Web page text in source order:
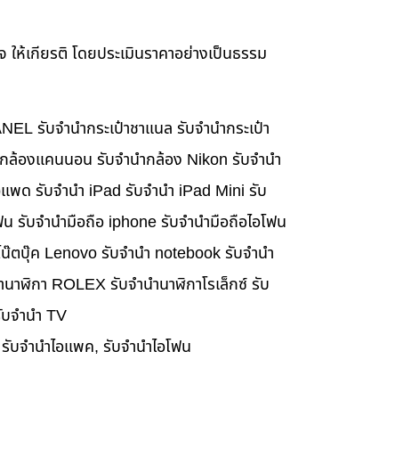
ห้เกียรติ โดยประเมินราคาอย่างเป็นธรรม
รับจำนำกระเป๋าชาแนล รับจำนำกระเป๋า
ล้องแคนนอน รับจำนำกล้อง Nikon รับจำนำ
พด รับจำนำ iPad รับจำนำ iPad Mini รับ
รับจำนำมือถือ iphone รับจำนำมือถือไอโฟน
ตบุ๊ค Lenovo รับจำนำ notebook รับจำนำ
าฬิกา ROLEX รับจำนำนาฬิกาโรเล็กซ์ รับ
จำนำ TV
จำนำไอแพค, รับจำนำไอโฟน